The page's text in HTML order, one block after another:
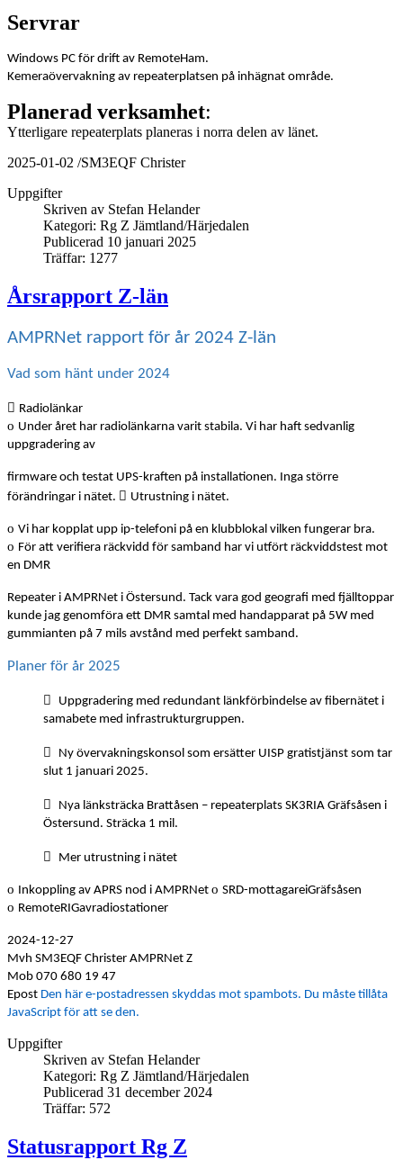
Servrar
Windows PC för drift av RemoteHam.
Kemeraövervakning av repeaterplatsen på inhägnat område.
Planerad verksamhet:
Ytterligare repeaterplats planeras i norra delen av länet.
2025-01-02 /SM3EQF Christer
Uppgifter
Skriven av Stefan Helander
Kategori: Rg Z Jämtland/Härjedalen
Publicerad 10 januari 2025
Träffar: 1277
Årsrapport Z-län
AMPRNet rapport för år 2024 Z-län
Vad som hänt under 2024
 Radiolänkar
o Under året har radiolänkarna varit stabila. Vi har haft sedvanlig
uppgradering av
firmware och testat UPS-kraften på installationen. Inga större
förändringar i nätet.  Utrustning i nätet.
o Vi har kopplat upp ip-telefoni på en klubblokal vilken fungerar bra.
o För att verifiera räckvidd för samband har vi utfört räckviddstest mot
en DMR
Repeater i AMPRNet i Östersund. Tack vara god geografi med fjälltoppar
kunde jag genomföra ett DMR samtal med handapparat på 5W med
gummianten på 7 mils avstånd med perfekt samband.
Planer för år 2025
 Uppgradering med redundant länkförbindelse av fibernätet i
samabete med infrastrukturgruppen.
 Ny övervakningskonsol som ersätter UISP gratistjänst som tar
slut 1 januari 2025.
 Nya länksträcka Brattåsen – repeaterplats SK3RIA Gräfsåsen i
Östersund. Sträcka 1 mil.
 Mer utrustning i nätet
o Inkoppling av APRS nod i AMPRNet o SRD-mottagareiGräfsåsen
o RemoteRIGavradiostationer
2024-12-27
Mvh SM3EQF Christer AMPRNet Z
Mob 070 680 19 47
Epost Den här e-postadressen skyddas mot spambots. Du måste tillåta
JavaScript för att se den.
Uppgifter
Skriven av Stefan Helander
Kategori: Rg Z Jämtland/Härjedalen
Publicerad 31 december 2024
Träffar: 572
Statusrapport Rg Z